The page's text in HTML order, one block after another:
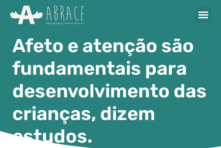
Afeto e atenção são
fundamentais para
desenvolvimento das
crianças, dizem
estudos.